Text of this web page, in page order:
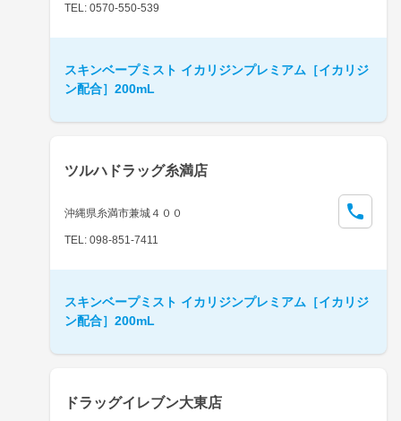
TEL: 0570-550-539
スキンベープミスト イカリジンプレミアム［イカリジ
ン配合］200mL
ツルハドラッグ糸満店
沖縄県糸満市兼城４００
TEL: 098-851-7411
スキンベープミスト イカリジンプレミアム［イカリジ
ン配合］200mL
ドラッグイレブン大東店